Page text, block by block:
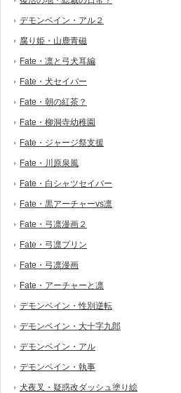
デモンベイン・アル２
腐り姫・山鹿青磁
Fate・凛と弓犬耳編
Fate・犬セイバー
Fate・朝の紅茶？
Fate・柳洞寺幼稚園
Fate・ジャージ祭支援
Fate・川原泉風
Fate・白シャツセイバー
Fate・黒アーチャーvs凛
Fate・弓凛漫画２
Fate・弓凛プリン
Fate・弓凛漫画
Fate・アーチャーと凛
デモンベイン・性別逆転
デモンベイン・大十字九郎
デモンベイン・アル
デモンベイン・執事
犬夜叉・疑惑改ダッシュ塗り絵